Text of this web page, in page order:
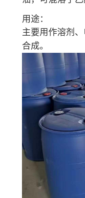
用途：
主要用作溶剂
合成。